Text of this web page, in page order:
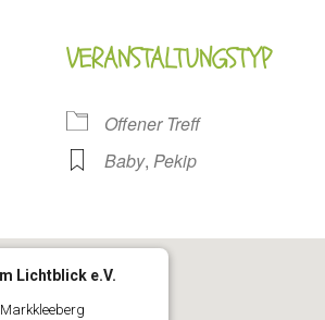
Kalender iCalendar
VERANSTALTUNGSTYP
Offener Treff
Baby,Pekip
Lichtblick e.V.